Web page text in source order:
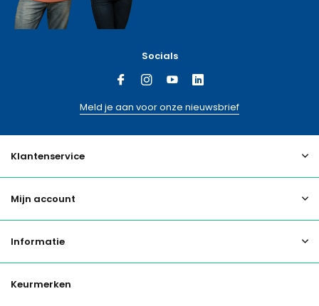
Socials
Meld je aan voor onze nieuwsbrief
Klantenservice
Mijn account
Informatie
Keurmerken